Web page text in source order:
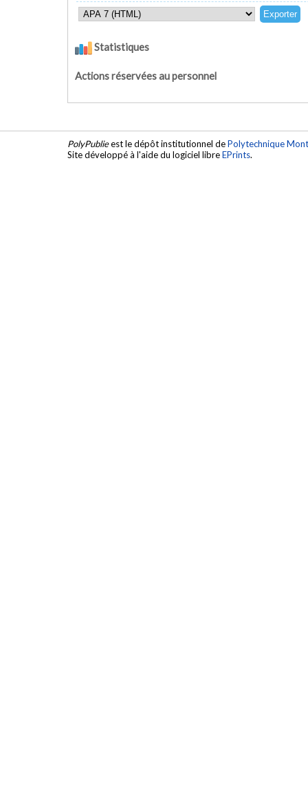
Statistiques
Actions réservées au personnel
PolyPublieest le dépôt institutionnel dePolytechnique
Site développé à l'aide du logiciel libreEPrints.